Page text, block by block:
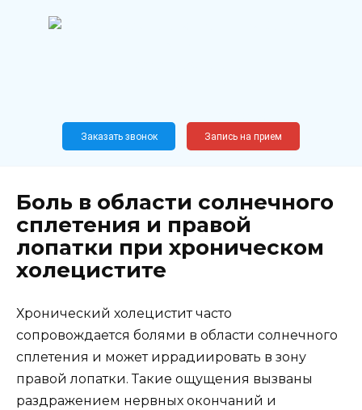
Новослободская, 62, к12
Заказать звонок Запись на прием
Боль в области солнечного
сплетения и правой
лопатки при хроническом
холецистите
Хронический холецистит часто
сопровождается болями в области солнечного
сплетения и может иррадиировать в зону
правой лопатки. Такие ощущения вызваны
раздражением нервных окончаний и